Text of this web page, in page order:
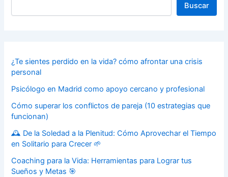
Buscar
¿Te sientes perdido en la vida? cómo afrontar una crisis
personal
Psicólogo en Madrid como apoyo cercano y profesional
Cómo superar los conflictos de pareja (10 estrategias que
funcionan)
🕰️ De la Soledad a la Plenitud: Cómo Aprovechar el Tiempo
en Solitario para Crecer 🌱
Coaching para la Vida: Herramientas para Lograr tus
Sueños y Metas 🎯